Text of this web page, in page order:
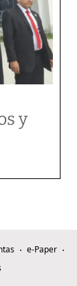
y
e-Paper